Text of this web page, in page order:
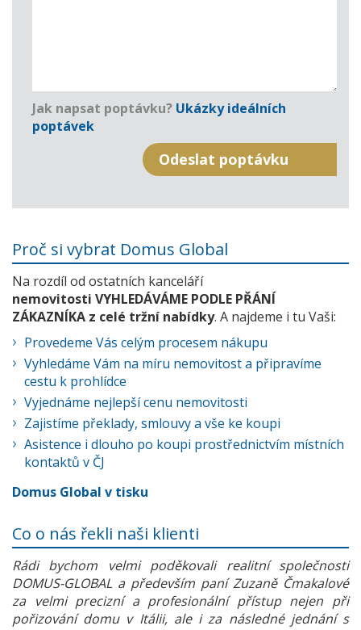
Jak napsat poptávku? Ukázky ideálních
poptávek
Proč si vybrat Domus Global
Na rozdíl od ostatních kanceláří
nemovitosti VYHLEDÁVÁME PODLE PŘÁNÍ
ZÁKAZNÍKA z celé tržní nabídky. A najdeme i tu Vaši:
Provedeme Vás celým procesem nákupu
Vyhledáme Vám na míru nemovitost a připravíme
cestu k prohlídce
Vyjednáme nejlepší cenu nemovitosti
Zajistíme překlady, smlouvy a vše ke koupi
Asistence i dlouho po koupi prostřednictvím místních
kontaktů v ČJ
Domus Global v tisku
Co o nás řekli naši klienti
Rádi bychom velmi poděkovali realitní společnosti
DOMUS-GLOBAL a především paní Zuzaně Čmakalové
za velmi precizní a profesionální přístup nejen při
pořizování domu v Itálii, ale i za následné jednání s